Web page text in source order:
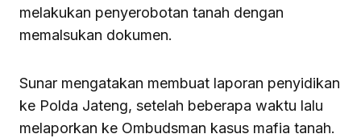
melakukan penyerobotan tanah dengan
memalsukan dokumen.
Sunar mengatakan membuat laporan penyidikan
ke Polda Jateng, setelah beberapa waktu lalu
melaporkan ke Ombudsman kasus mafia tanah.